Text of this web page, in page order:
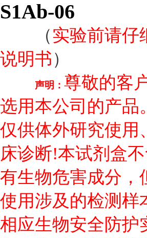
S1Ab-06
（实验前请仔
说明书）
声明： 尊敬的客
选用本公司的产品
仅供体外研究使用
床诊断!本试剂盒
有生物危害成分，
使用涉及的检测样
相应生物安全防护